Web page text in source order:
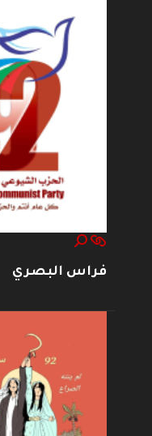
فراس البصري